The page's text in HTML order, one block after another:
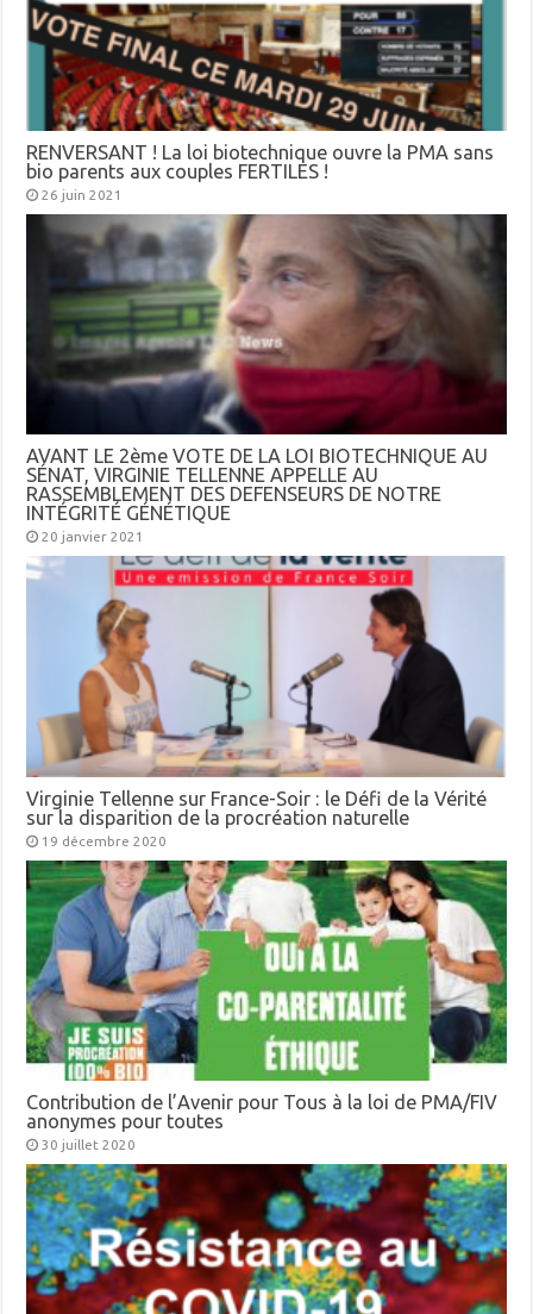
RENVERSANT ! La loi biotechnique ouvre la PMA sans
bio parents aux couples FERTILES !
26 juin 2021
AVANT LE 2ème VOTE DE LA LOI BIOTECHNIQUE AU
SÉNAT, VIRGINIE TELLENNE APPELLE AU
RASSEMBLEMENT DES DEFENSEURS DE NOTRE
INTÉGRITÉ GÉNÉTIQUE
20 janvier 2021
Virginie Tellenne sur France-Soir : le Défi de la Vérité
sur la disparition de la procréation naturelle
19 décembre 2020
Contribution de l’Avenir pour Tous à la loi de PMA/FIV
anonymes pour toutes
30 juillet 2020